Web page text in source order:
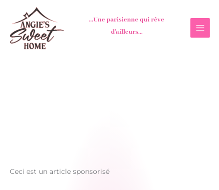
contenu
...Une parisienne qui rêve
d'ailleurs...
Ceci est un article sponsorisé